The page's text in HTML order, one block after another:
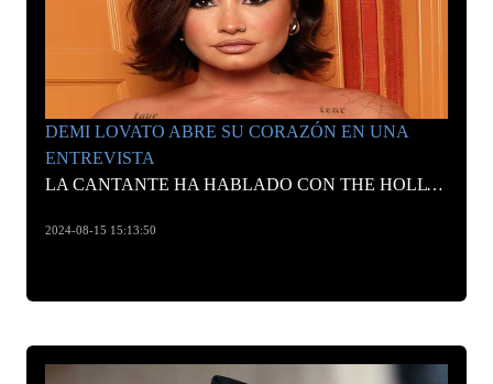
DEMI LOVATO ABRE SU CORAZÓN EN UNA
ENTREVISTA
LA CANTANTE HA HABLADO CON THE HOLLYWOOD REPORTER SOBRE SU CARRERA, SU INFANCIA SIENDO UNA ESTRELLA INFANTIL Y SU FUTURO
2024-08-15 15:13:50